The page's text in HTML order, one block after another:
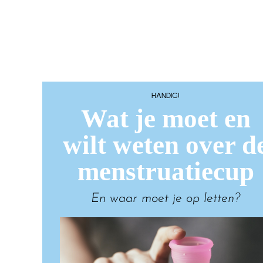
HANDIG!
Wat je moet en
wilt weten over
menstruatiecup
En waar moet je op letten?